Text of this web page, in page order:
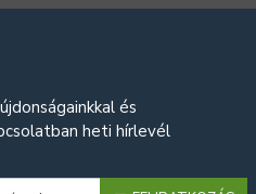
és
heti hírlevél